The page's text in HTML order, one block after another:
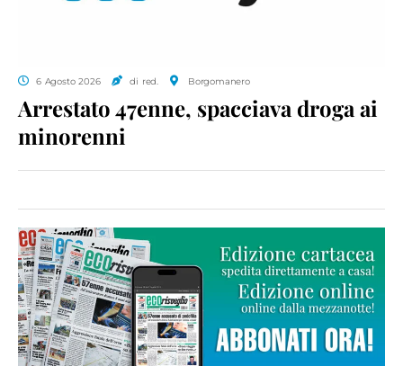
6 Agosto 2026 di red. Borgomanero
Arrestato 47enne, spacciava droga ai
minorenni